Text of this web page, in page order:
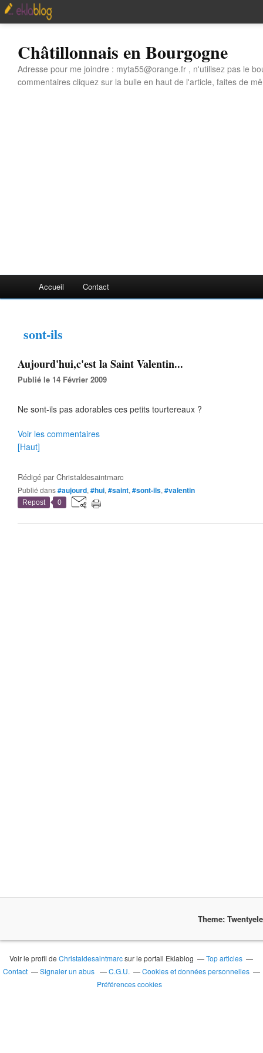
Châtillonnais en Bourgogne
Adresse pour me joindre : myta55@orange.fr , n'utilisez pas le
commentaires cliquez sur la bulle en haut de l'article, faites de
Accueil Contact
sont-ils
Aujourd'hui,c'est la Saint Valentin...
Publié le 14 Février 2009
Ne sont-ils pas adorables ces petits tourtereaux ?
Voir les commentaires
[Haut]
Rédigé parChristaldesaintmarc
Publié dans#aujourd, #hui, #saint, #sont-ils, #valentin
Repost 0
Theme:
Voir le profil deChristaldesaintmarcsur le portail Eklablog
Top articles
Contact
Signaler un abus C.G.U.
Cookies et données personnelles
Préférences cookies